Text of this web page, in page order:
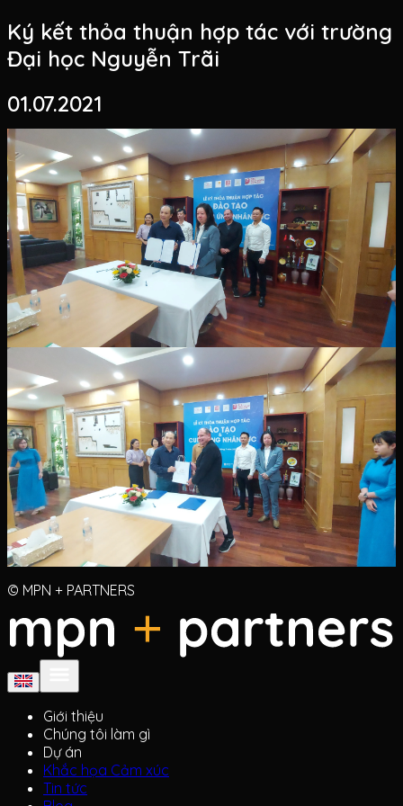
Ký kết thỏa thuận hợp tác với trường
Đại học Nguyễn Trãi
01.07.2021
© MPN + PARTNERS
Giới thiệu
Chúng tôi làm gì
Dự án
Khắc họa Cảm xúc
Tin tức